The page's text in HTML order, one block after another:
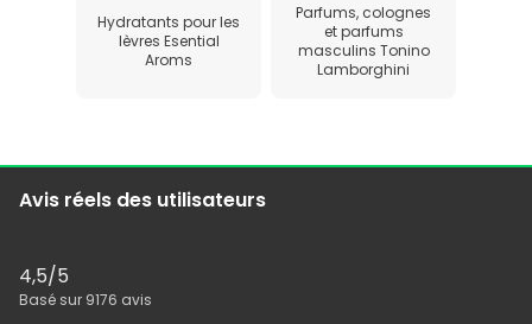
Hydratants pour les
lèvres Esential
Aroms
Parfums, colognes
et parfums
masculins Tonino
Lamborghini
Avis réels des utilisateurs
4,5/5
Basé sur 9176 avis